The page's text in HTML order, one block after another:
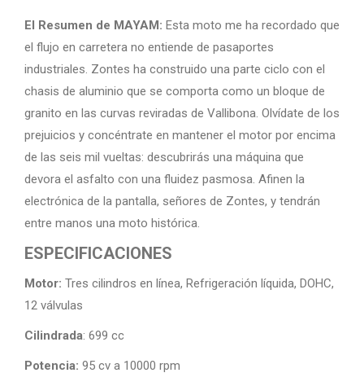
El Resumen de MAYAM: Esta moto me ha recordado que
el flujo en carretera no entiende de pasaportes
industriales. Zontes ha construido una parte ciclo con el
chasis de aluminio que se comporta como un bloque de
granito en las curvas reviradas de Vallibona. Olvídate de los
prejuicios y concéntrate en mantener el motor por encima
de las seis mil vueltas: descubrirás una máquina que
devora el asfalto con una fluidez pasmosa. Afinen la
electrónica de la pantalla, señores de Zontes, y tendrán
entre manos una moto histórica.
ESPECIFICACIONES
Motor: Tres cilindros en línea, Refrigeración líquida, DOHC,
12 válvulas
Cilindrada: 699 cc
Potencia: 95 cv a 10000 rpm